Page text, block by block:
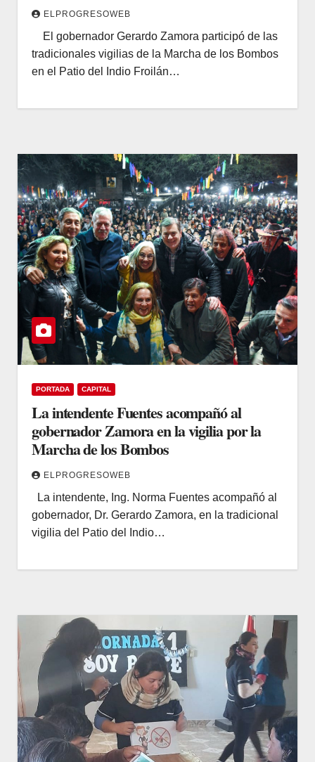
ELPROGRESOWEB
El gobernador Gerardo Zamora participó de las
tradicionales vigilias de la Marcha de los Bombos
en el Patio del Indio Froilán…
PORTADA CAPITAL
La intendente Fuentes acompañó al
gobernador Zamora en la vigilia por la
Marcha de los Bombos
ELPROGRESOWEB
La intendente, Ing. Norma Fuentes acompañó al
gobernador, Dr. Gerardo Zamora, en la tradicional
vigilia del Patio del Indio…